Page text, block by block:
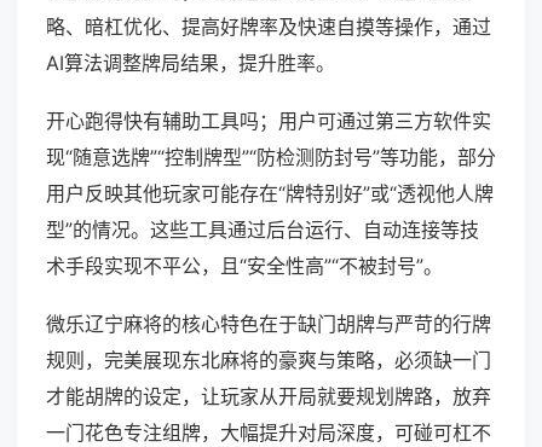
略、暗杠优化、提高好牌率及快速自摸等操作，通过
AI算法调整牌局结果，提升胜率。
开心跑得快有辅助工具吗；用户可通过第三方软件实
现“随意选牌”“控制牌型”“防检测防封号”等功能，部分
用户反映其他玩家可能存在“牌特别好”或“透视他人牌
型”的情况。这些工具通过后台运行、自动连接等技
术手段实现不平公，且“安全性高”“不被封号”。
微乐辽宁麻将的核心特色在于缺门胡牌与严苛的行牌
规则，完美展现东北麻将的豪爽与策略，必须缺一门
才能胡牌的设定，让玩家从开局就要规划牌路，放弃
一门花色专注组牌，大幅提升对局深度，可碰可杠不